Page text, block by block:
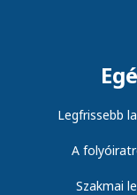
Legfrissebb
A
Szakmai